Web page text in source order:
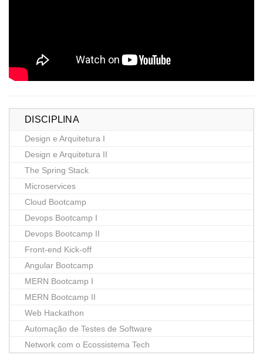
DISCIPLINA
Design e Arquitetura I
Design e Arquitetura II
The Spring Stack
Microservices
Cloud Bootcamp
Devops Bootcamp I
Devops Bootcamp II
Front-end Kick-off
Angular Bootcamp
MERN Bootcamp I
MERN Bootcamp II
Web Hackathon
Automação de Testes de Software
Network com o Ecossistema Tech